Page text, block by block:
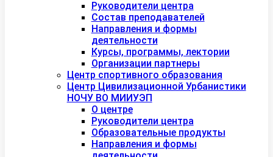
Руководители центра
Состав преподавателей
Направления и формы
деятельности
Курсы, программы, лектории
Организации партнеры
Центр спортивного образования
Центр Цивилизационной Урбанистики
НОЧУ ВО МИИУЭП
О центре
Руководители центра
Образовательные продукты
Направления и формы